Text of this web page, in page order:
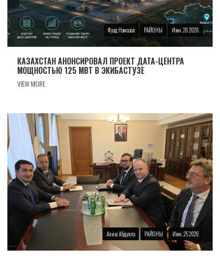
Фуад Намазов РАЙОНЫ Июн. 26 2026
КАЗАХСТАН АНОНСИРОВАЛ ПРОЕКТ ДАТА-ЦЕНТРА
МОЩНОСТЬЮ 125 МВТ В ЭКИБАСТУЗЕ
VIEW MORE
Алиш Абдулла РАЙОНЫ Июн. 25 2026